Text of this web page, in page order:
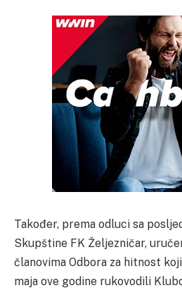
Također, prema odluci sa
Skupštine FK Željezničar,
članovima Odbora za hitnost
maja ove godine rukovodili